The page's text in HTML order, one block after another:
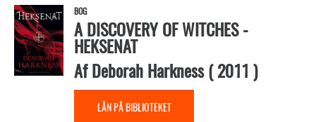
hovedindhold
Temaer
BOG
A DISCOVERY OF WITCHES -
HEKSENAT
AfDeborah Harkness(2011 )
LÅN PÅ BIBLIOTEKET